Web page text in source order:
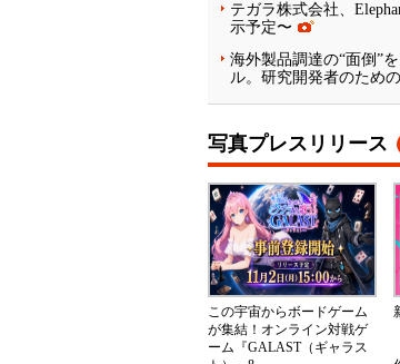
テガラ株式会社、
示予定〜
海外製品調達の“面倒”
ル。研究開発者のため
写真プレスリリース
この宇宙からボードゲーム
が集結！オンライン対戦ゲ
ーム『GALAST（ギャラス